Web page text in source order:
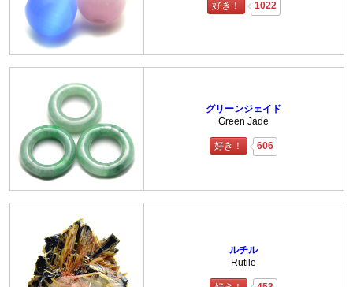
好き！ 1022
グリーンジェイド
Green Jade
好き！ 606
ルチル
Rutile